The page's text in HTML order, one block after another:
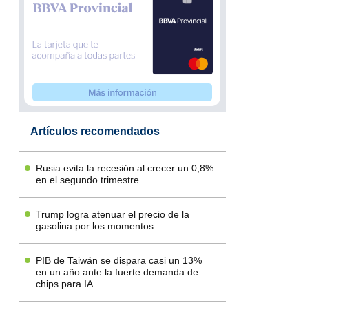
Artículos recomendados
Rusia evita la recesión al crecer un 0,8%
en el segundo trimestre
Trump logra atenuar el precio de la
gasolina por los momentos
PIB de Taiwán se dispara casi un 13%
en un año ante la fuerte demanda de
chips para IA